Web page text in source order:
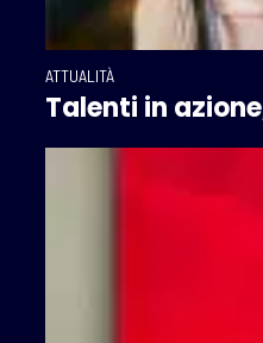
ATTUALITÀ
Talenti in